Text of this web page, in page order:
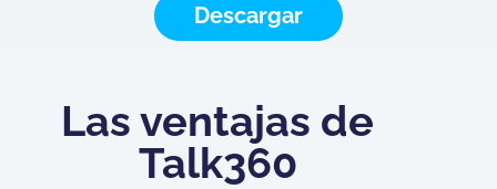
Descargar
Las ventajas de
Talk360